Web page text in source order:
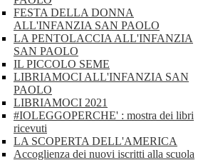
FESTA DELLA DONNA
ALL'INFANZIA SAN PAOLO
LA PENTOLACCIA ALL'INFANZIA
SAN PAOLO
IL PICCOLO SEME
LIBRIAMOCI ALL'INFANZIA SAN
PAOLO
LIBRIAMOCI 2021
#IOLEGGOPERCHE' : mostra dei libri
ricevuti
LA SCOPERTA DELL'AMERICA
Accoglienza dei nuovi iscritti alla scuola